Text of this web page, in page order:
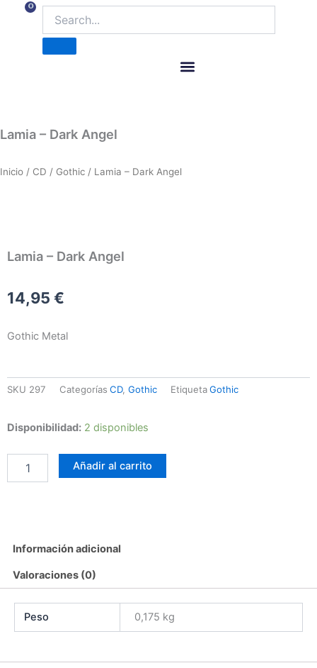
contenido
0
Carrito
Lamia – Dark Angel
Inicio / CD / Gothic / Lamia – Dark Angel
Lamia – Dark Angel
14,95 €
Gothic Metal
SKU 297 Categorías CD, Gothic EtiquetaGothic
Disponibilidad: 2 disponibles
Lamia
Dark
Angel
cantidad
Añadir al carrito
Información adicional
Valoraciones (0)
Peso 0,175 kg